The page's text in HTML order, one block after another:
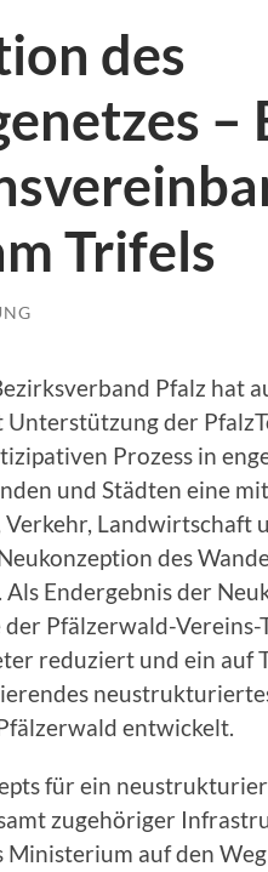
des
Trifels
Pfalz hat
der
Prozess in
und Städten eine
Landwirtschaft
des
Endergebnis der
Pfälzerwald-
reduziert und ein auf
entwickelt.
für ein
zugehöriger
auf den